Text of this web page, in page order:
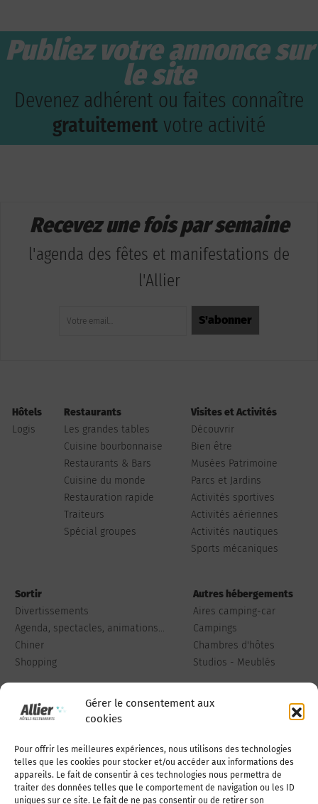
Gérer le consentement aux
cookies
Pour offrir les meilleures expériences, nous utilisons des technologies
telles que les cookies pour stocker et/ou accéder aux informations des
appareils. Le fait de consentir à ces technologies nous permettra de
traiter des données telles que le comportement de navigation ou les ID
uniques sur ce site. Le fait de ne pas consentir ou de retirer son
Publiez votre annonce sur
le site
Devenez adhérent ou faites connaître
gratuitement votre activité
Recevez une fois par semaine
l'agenda des fêtes et manifestations de
l'Allier
Hôtels
Logis
Restaurants
Les grandes tables
Cuisine bourbonnaise
Restaurants & Bars
Cuisine du monde
Restauration rapide
Traiteurs
Spécial groupes
Visites et Activités
Découvrir
Bien être
Musées Patrimoine
Parcs et Jardins
Activités sportives
Activités aériennes
Activités nautiques
Sports mécaniques
Sortir
Divertissements
Agenda, spectacles, animations...
Chiner
Shopping
Autres hébergements
Aires camping-car
Campings
Chambres d'hôtes
Studios - Meublés
Qui sommes-nous Publiez votre annonce